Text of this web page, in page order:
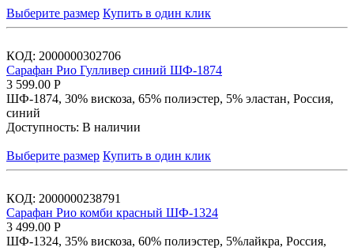
Выберите размер Купить в один клик
КОД: 2000000302706
Сарафан Рио Гулливер синий ШФ-1874
3 599.00 Р
ШФ-1874, 30% вискоза, 65% полиэстер, 5% эластан, Россия,
синий
Доступность: В наличии
Выберите размер Купить в один клик
КОД: 2000000238791
Сарафан Рио комби красный ШФ-1324
3 499.00 Р
ШФ-1324, 35% вискоза, 60% полиэстер, 5%лайкра, Россия,